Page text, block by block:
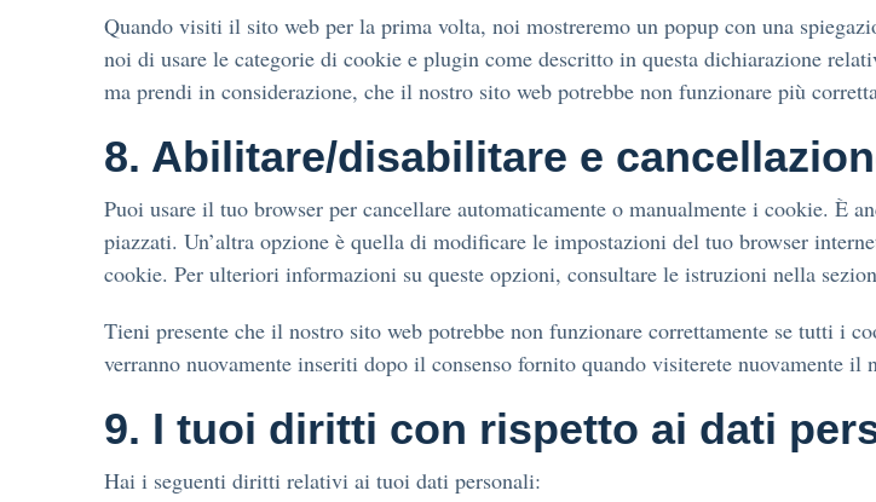
Quando visiti il sito web per la prima volta, noi mostreremo un popup con una
noi di usare le categorie di cookie e plugin come descritto in questa dichiarazione
ma prendi in considerazione, che il nostro sito web potrebbe non funzionare più
8. Abilitare/disabilitare e
Puoi usare il tuo browser per cancellare automaticamente o manualmente i cookie. È
piazzati. Un’altra opzione è quella di modificare le impostazioni del tuo browser
cookie. Per ulteriori informazioni su queste opzioni, consultare le istruzioni nella
Tieni presente che il nostro sito web potrebbe non funzionare correttamente se tutti i
verranno nuovamente inseriti dopo il consenso fornito quando visiterete nuovamente il
9. I tuoi diritti con rispetto ai dati
Hai i seguenti diritti relativi ai tuoi dati personali: